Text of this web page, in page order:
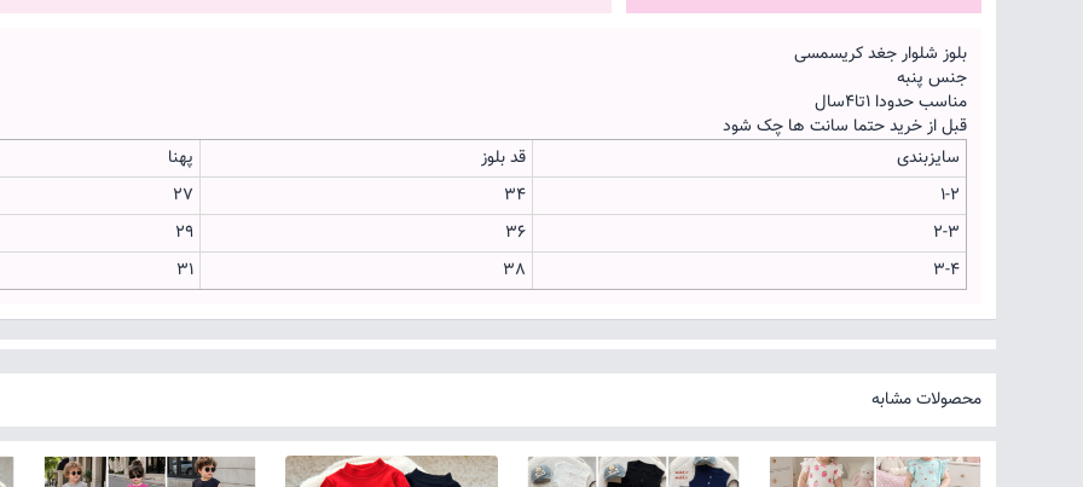
بلوز شلوار جغد کریسمسی
جنس پنبه
مناسب حدودا 1تا4سال
قبل از خرید حتما سانت ها چک شود
سایزبندی
قد بلوز پهنا
1-2
34
27
2-3
36
29
3-4
38
31
محصولات مشابه